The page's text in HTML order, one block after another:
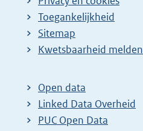
Toegankelijkheid
Sitemap
E
t
e
r
Kwetsbaarheid melden
Open data
Linked Data Overheid
PUC Open Data